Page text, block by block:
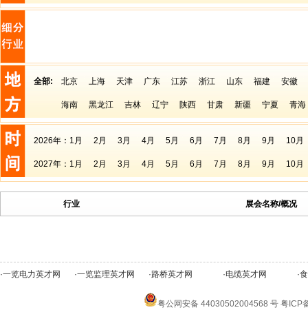
全部: 北京 上海 天津 广东 江苏 浙江 山东 福建 安徽
海南 黑龙江 吉林 辽宁 陕西 甘肃 新疆 宁夏 青海
2026年： 1月 2月 3月 4月 5月 6月 7月 8月 9月 10月
2027年： 1月 2月 3月 4月 5月 6月 7月 8月 9月 10月
行业 展会名称/概况
·一览电力英才网 ·一览监理英才网 ·路桥英才网 ·电缆英才网 ·
粤公网安备 44030502004568 号 粤ICP